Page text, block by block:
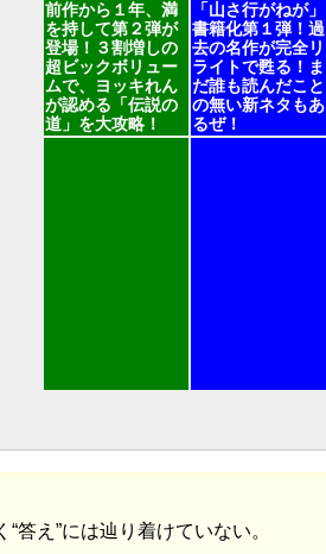
前作から１年、満
を持して第２弾が
登場！３割増しの
超ビックボリュー
ムで、ヨッキれん
が認める「伝説の
道」を大攻略！
「山さ行がねが」
書籍化第１弾！過
去の名作が完全リ
ライトで甦る！ま
だ誰も読んだこと
の無い新ネタもあ
るぜ！
答え”には辿り着けていない。